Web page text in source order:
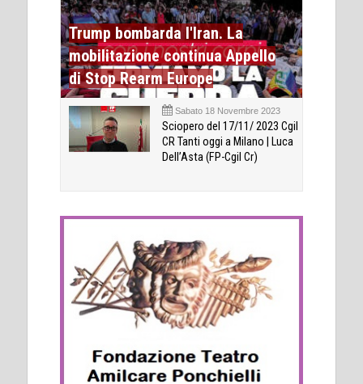
Trump bombarda l'Iran. La
mobilitazione continua Appello
di Stop Rearm Europe
Sabato 18 Novembre 2023
Sciopero del 17/11/ 2023 Cgil
CR Tanti oggi a Milano | Luca
Dell’Asta (FP-Cgil Cr)